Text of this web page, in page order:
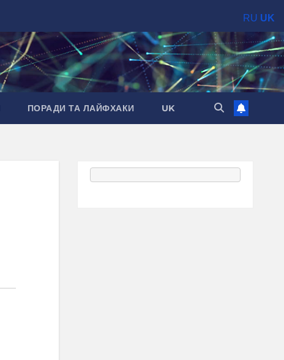
ПОРАДИ ТА ЛАЙФХАКИ UK
RU UK